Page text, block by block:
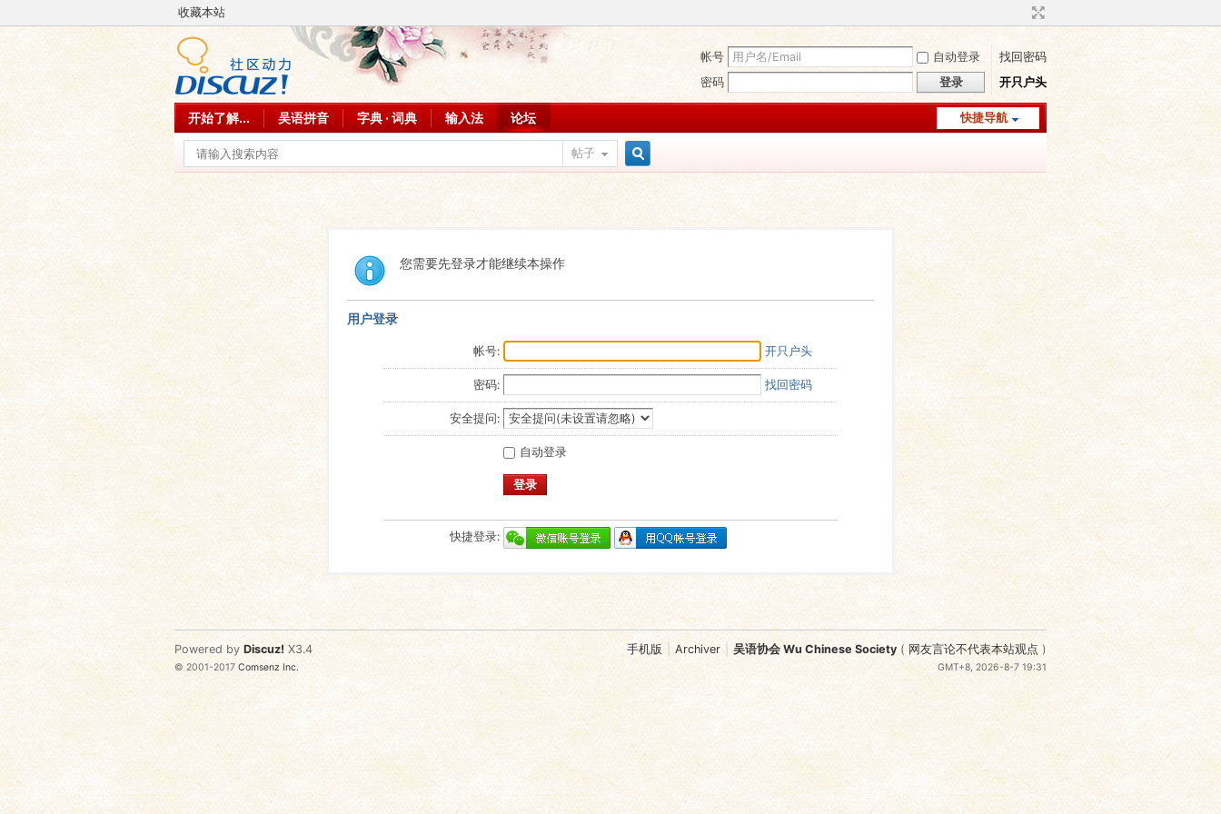
收藏本站
帐号 自动登录
找回密码
密码
登录 开只户头
快捷导航
开始了解... 吴语拼音 字典 · 词典 输入法 论坛
帖子
您需要先登录才能继续本操作
用户登录
帐号: 开只户头
密码: 找回密码
安全提问:
自动登录
登录
快捷登录:
手机版 Archiver 吴语协会 Wu Chinese Society ( 网友言论不代表本站观点 )
GMT+8, 2026-8-7 19:31
Powered by Discuz! X3.4
© 2001-2017Comsenz Inc.